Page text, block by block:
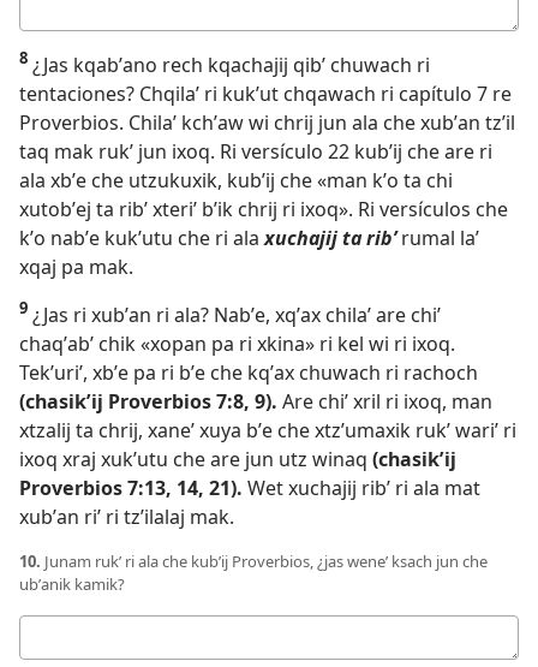
8 ¿Jas kqabʼano rech kqachajij qibʼ chuwach ri
tentaciones? Chqilaʼ ri kukʼut chqawach ri capítulo 7 re
Proverbios. Chilaʼ kchʼaw wi chrij jun ala che xubʼan tzʼil
taq mak rukʼ jun ixoq. Ri versículo 22 kubʼij che are ri
ala xbʼe che utzukuxik, kubʼij che «man kʼo ta chi
xutobʼej ta ribʼ xteriʼ bʼik chrij ri ixoq». Ri versículos che
kʼo nabʼe kukʼutu che ri alaxuchajij ta ribʼrumal laʼ
xqaj pa mak.
9 ¿Jas ri xubʼan ri ala? Nabʼe, xqʼax chilaʼ are chiʼ
chaqʼabʼ chik «xopan pa ri xkina» ri kel wi ri ixoq.
Tekʼuriʼ, xbʼe pa ri bʼe che kqʼax chuwach ri rachoch
(chasikʼij Proverbios 7:8, 9). Are chiʼ xril ri ixoq, man
xtzalij ta chrij, xaneʼ xuya bʼe che xtzʼumaxik rukʼ wariʼ ri
ixoq xraj xukʼutu che are jun utz winaq (chasikʼij
Proverbios 7:13, 14, 21). Wet xuchajij ribʼ ri ala mat
xubʼan riʼ ri tzʼilalaj mak.
10. Junam rukʼ ri ala che kubʼij Proverbios, ¿jas weneʼ ksach jun che
ubʼanik kamik?